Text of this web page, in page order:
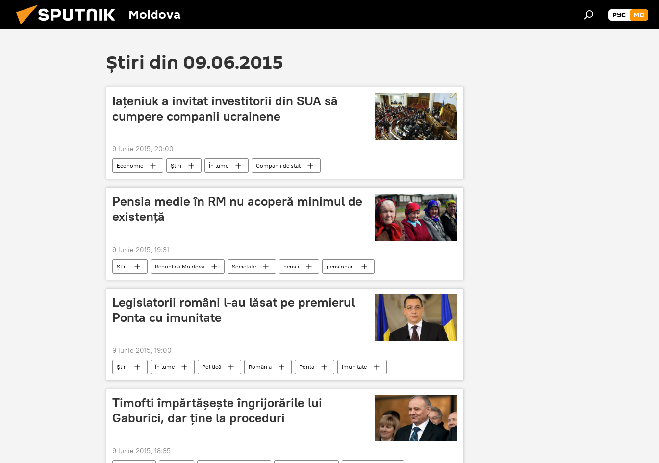
Moldova РУС MD
Știri din 09.06.2015
Iaţeniuk a invitat investitorii din SUA să
cumpere companii ucrainene
9 Iunie 2015, 20:00
Economie Știri În lume Companii de stat
Pensia medie în RM nu acoperă minimul de
existență
9 Iunie 2015, 19:31
Știri Republica Moldova Societate pensii
pensionari
minimul de existență
Legislatorii români l-au lăsat pe premierul
Ponta cu imunitate
9 Iunie 2015, 19:00
Știri În lume Politică România Ponta
imunitate
Parlamentul României
Iohannis
Timofti împărtăşeşte îngrijorările lui
Gaburici, dar ţine la proceduri
9 Iunie 2015, 18:35